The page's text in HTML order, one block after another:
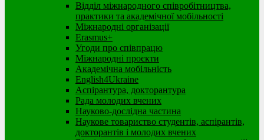
Відділ міжнародного співробітництва,
практики та академічної мобільності
Міжнародні організації
Erasmus+
Угоди про співпрацю
Міжнародні проєкти
Академічна мобільність
English4Ukraine
Аспірантура, докторантура
Рада молодих вчених
Науково-дослідна частина
Наукове товариство студентів, аспірантів,
докторантів і молодих вчених